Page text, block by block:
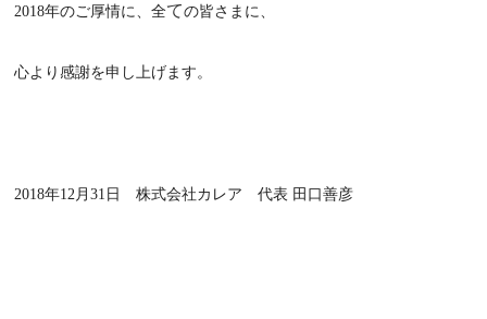
2018年のご厚情に、全ての皆さまに、
心より感謝を申し上げます。
2018年12月31日 株式会社カレア 代表 田口善彦